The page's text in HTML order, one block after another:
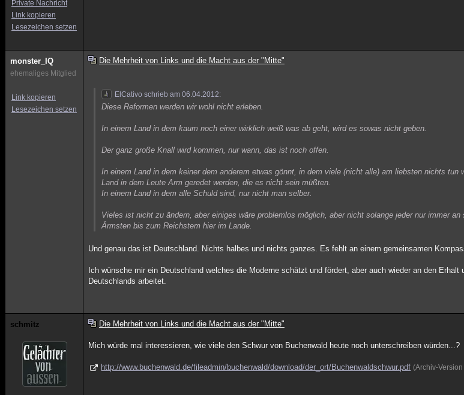
Private Nachricht
Link kopieren
Lesezeichen setzen
monster_IQ
ehemaliges Mitglied
Link kopieren
Lesezeichen setzen
Die Mehrheit von Links und die Macht aus der "Mitte"
ElCativo schrieb am 06.04.2012:
Diese Reformen werden wir wohl nicht erleben.
In einem Land in dem kaum noch einer wirklich weiß was ab geht, wird es sowas nicht geben.
Der ganz große Knall wird kommen, nur wann, das ist noch offen.
In einem Land in dem keiner dem anderem etwas gönnt, in dem viele (nicht alle) am liebsten nichts tun
Land in dem Leute Arm geredet werden, die es nicht sein müßten.
In einem Land in dem alle Schuld sind, nur nicht man selber.
Vieles ist nicht zu ändern, aber einiges wäre problemlos möglich, aber nicht solange jeder nur immer
Ärmsten bis zum Reichstem hier im Lande.
Und genau das ist Deutschland. Nichts halbes und nichts ganzes. Es fehlt an einem gemeinsamen
Ich wünsche mir ein Deutschland welches die Moderne schätzt und fördert, aber auch wieder an den
Deutschlands arbeitet.
schmitz Die Mehrheit von Links und die Macht aus der "Mitte"
Mich würde mal interessieren, wie viele den Schwur von Buchenwald heute noch unterschreiben würden...?
http://www.buchenwald.de/fileadmin/buchenwald/download/der_ort/Buchenwaldschwur.pdf (Archiv-